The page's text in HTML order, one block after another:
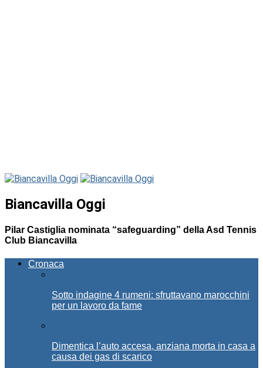
Biancavilla Oggi
Pilar Castiglia nominata “safeguarding” della Asd Tennis
Club Biancavilla
Cronaca
Sotto indagine 4 rumeni: sfruttavano marocchini
per un lavoro da fame
Dimentica l’auto accesa, anziana morta in casa a
causa dei gas di scarico